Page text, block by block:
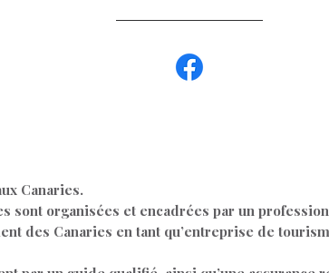
Canaries.
sont organisées et encadrées par un
des Canaries en tant qu’entreprise de